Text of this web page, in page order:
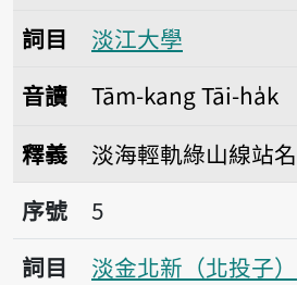
詞目
淡江大學
音讀
Tām-kang Tāi-ha̍k
釋義
淡海輕軌綠山線站名
序號5淡金北新（北投子）
序號
5
詞目
淡金北新（北投子）